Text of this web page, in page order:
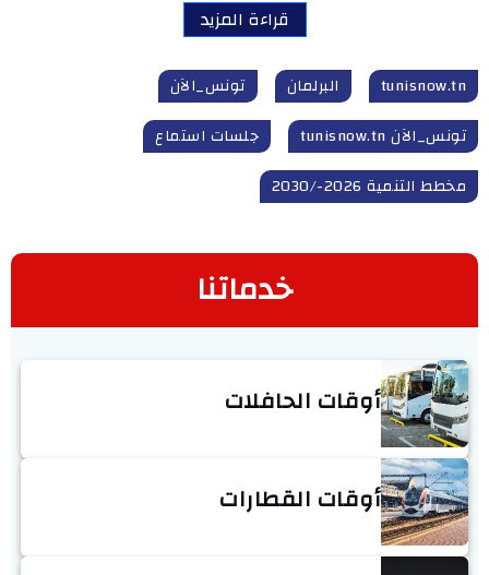
قراءة المزيد
tunisnow.tn البرلمان
تونس_الآن
تونس_الآن tunisnow.tn
جلسات استماع
مخطط التنمية 2026-/2030
خدماتنا
أوقات الحافلات
أوقات القطارات